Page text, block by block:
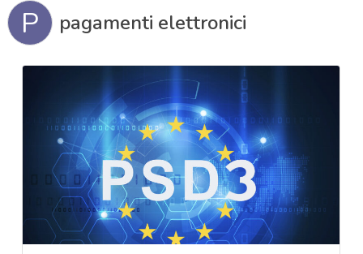
P pagamenti elettronici